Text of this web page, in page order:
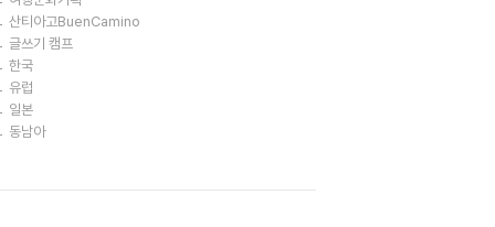
산티아고BuenCamino
글쓰기 캠프
한국
유럽
일본
동남아